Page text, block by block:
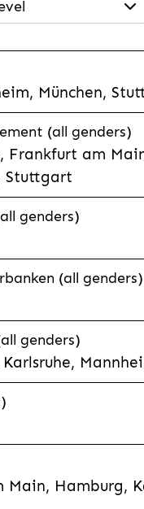
München,
(all genders)
Frankfurt am
Stuttgart
genders)
(all genders)
genders)
Main, Hamburg,